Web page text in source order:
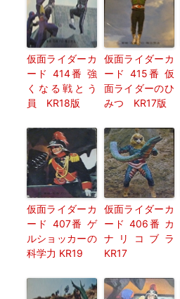
仮面ライダーカ
ード 414番 強
くなる戦とう
員 KR18版
仮面ライダーカ
ード 415番 仮
面ライダーのひ
みつ KR17版
仮面ライダーカ
ード 407番 ゲ
ルショッカーの
科学力 KR19
仮面ライダーカ
ード 406番 カ
ナリコブラ
KR17